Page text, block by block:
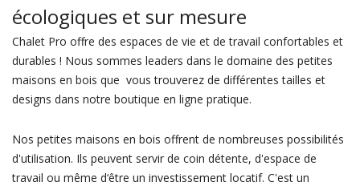
écologiques et sur mesure
Chalet Pro offre des espaces de vie et de travail confortables et
durables ! Nous sommes leaders dans le domaine des petites
maisons en bois que vous trouverez de différentes tailles et
designs dans notre boutique en ligne pratique.
Nos petites maisons en bois offrent de nombreuses possibilités
d'utilisation. Ils peuvent servir de coin détente, d'espace de
travail ou même d‘être un investissement locatif. C'est un